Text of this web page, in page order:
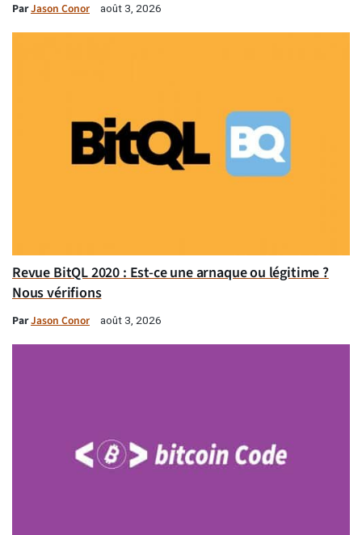
ParJason Conor août 3, 2026
Revue BitQL 2020 : Est-ce une arnaque ou légitime ?
Nous vérifions
ParJason Conor août 3, 2026